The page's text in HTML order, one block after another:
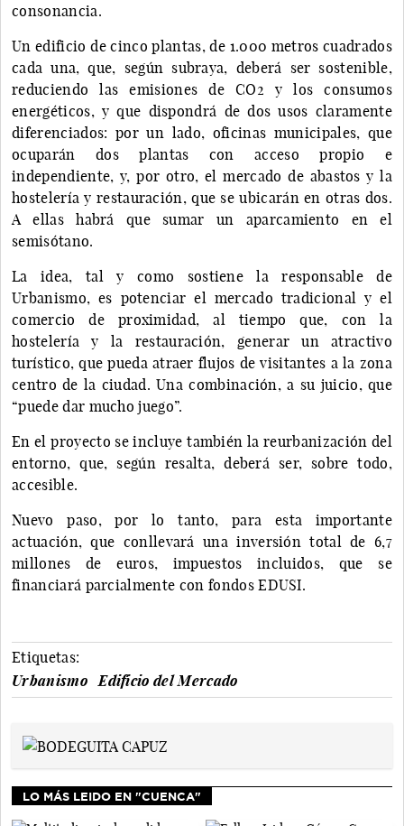
consonancia.
Un edificio de cinco plantas, de 1.000 metros cuadrados
cada una, que, según subraya, deberá ser sostenible,
reduciendo las emisiones de CO2 y los consumos
energéticos, y que dispondrá de dos usos claramente
diferenciados: por un lado, oficinas municipales, que
ocuparán dos plantas con acceso propio e
independiente, y, por otro, el mercado de abastos y la
hostelería y restauración, que se ubicarán en otras dos.
A ellas habrá que sumar un aparcamiento en el
semisótano.
La idea, tal y como sostiene la responsable de
Urbanismo, es potenciar el mercado tradicional y el
comercio de proximidad, al tiempo que, con la
hostelería y la restauración, generar un atractivo
turístico, que pueda atraer flujos de visitantes a la zona
centro de la ciudad. Una combinación, a su juicio, que
“puede dar mucho juego”.
En el proyecto se incluye también la reurbanización del
entorno, que, según resalta, deberá ser, sobre todo,
accesible.
Nuevo paso, por lo tanto, para esta importante
actuación, que conllevará una inversión total de 6,7
millones de euros, impuestos incluidos, que se
financiará parcialmente con fondos EDUSI.
Etiquetas:
Urbanismo
Edificio del Mercado
LO MÁS LEIDO EN "CUENCA"